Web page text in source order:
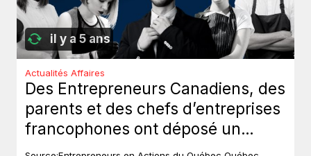
il y a 5 ans
Actualités Affaires
Des Entrepreneurs Canadiens, des
parents et des chefs d’entreprises
francophones ont déposé un
recours contre le gouvernement